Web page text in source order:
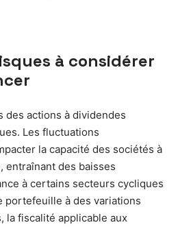
à considérer
des actions à dividendes
Les fluctuations
la capacité des sociétés à
entraînant des baisses
à certains secteurs cycliques
portefeuille à des variations
la fiscalité applicable aux